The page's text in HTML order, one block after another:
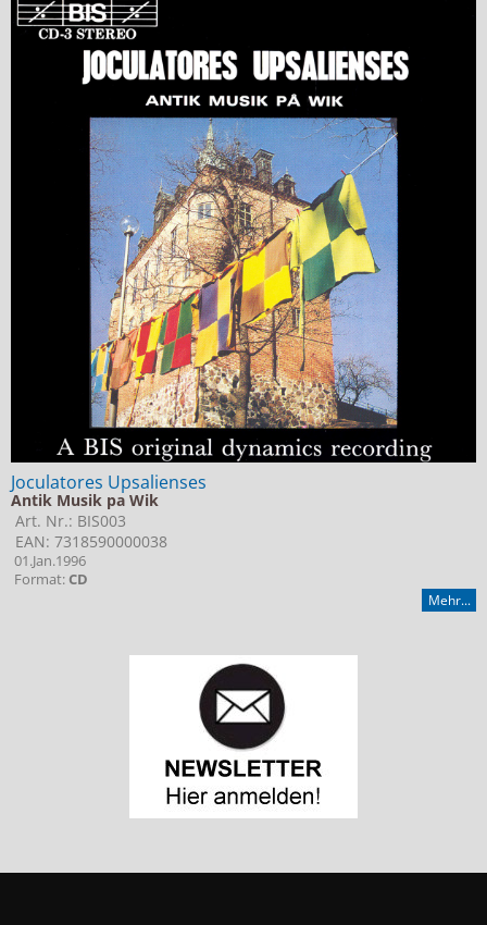
Joculatores Upsalienses
Antik Musik pa Wik
Art. Nr.: BIS003
EAN: 7318590000038
01.Jan.1996
Format:CD
Mehr...